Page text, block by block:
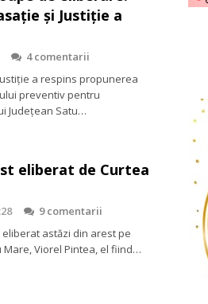
și Justiție a
4 comentarii
a respins propunerea
preventiv pentru
Județean Satu…
eliberat de Curtea
9 comentarii
astăzi din arest pe
Mare, Viorel Pintea, el fiind…